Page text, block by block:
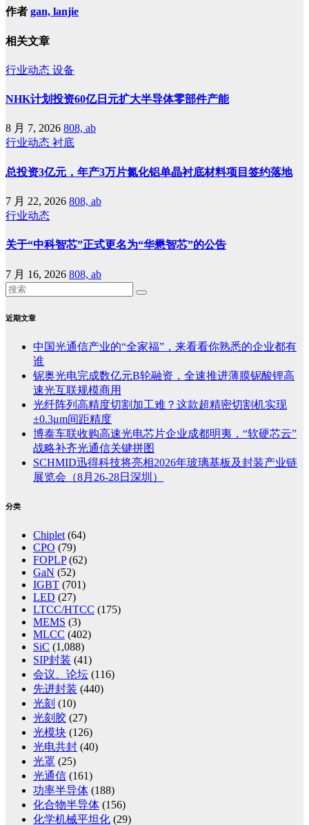
作者 gan, lanjie
相关文章
行业动态 设备
NHK计划投资60亿日元扩大半导体零部件产能
8 月 7, 2026 808, ab
行业动态 衬底
总投资3亿元，年产3万片氮化铝单晶衬底材料项目签约落地
7 月 22, 2026 808, ab
行业动态
关于“中科智芯”正式更名为“华懋智芯”的公告
7 月 16, 2026 808, ab
近期文章
中国光通信产业的“全家福”，来看看你熟悉的企业都有
谁
铌奥光电完成数亿元B轮融资，全速推进薄膜铌酸锂高
速光互联规模商用
光纤阵列高精度切割加工难？这款超精密切割机实现
±0.3μm间距精度
博泰车联收购高速光电芯片企业成都明夷，“软硬芯云”
战略补齐光通信关键拼图
SCHMID迅得科技将亮相2026年玻璃基板及封装产业链
展览会（8月26-28日深圳）
分类
Chiplet(64)
CPO (79)
FOPLP(62)
GaN (52)
IGBT (701)
LED (27)
LTCC/HTCC (175)
MEMS (3)
MLCC (402)
SiC (1,088)
SIP封装 (41)
会议、论坛 (116)
先进封装 (440)
光刻 (10)
光刻胶 (27)
光模块 (126)
光电共封 (40)
光罩 (25)
光通信 (161)
功率半导体 (188)
化合物半导体 (156)
化学机械平坦化 (29)